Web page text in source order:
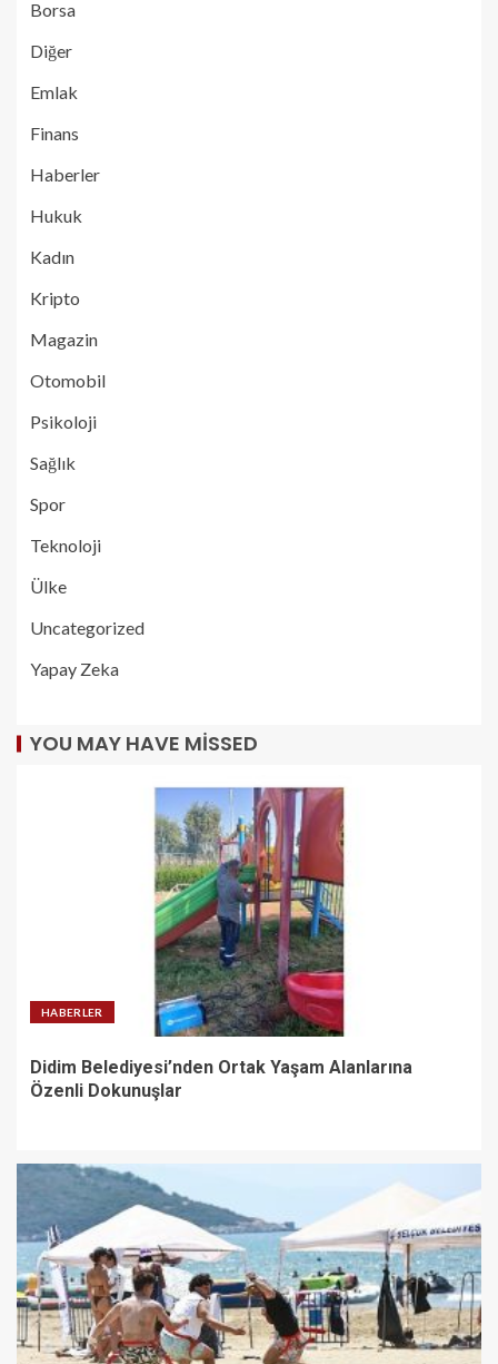
Borsa
Diğer
Emlak
Finans
Haberler
Hukuk
Kadın
Kripto
Magazin
Otomobil
Psikoloji
Sağlık
Spor
Teknoloji
Ülke
Uncategorized
Yapay Zeka
YOU MAY HAVE MISSED
HABERLER
Didim Belediyesi’nden Ortak Yaşam Alanlarına
Özenli Dokunuşlar